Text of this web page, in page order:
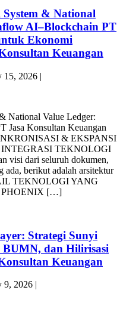
& National
AI–Blockchain PT
Ekonomi
Keuangan
15, 2026 |
National Value Ledger:
Jasa Konsultan Keuangan
& EKSPANSI
TEKNOLOGI
visi dari seluruh dokumen,
ada, berikut adalah arsitektur
TEKNOLOGI YANG
PHOENIX […]
Strategi Sunyi
BUMN, dan Hilirisasi
Keuangan
9, 2026 |